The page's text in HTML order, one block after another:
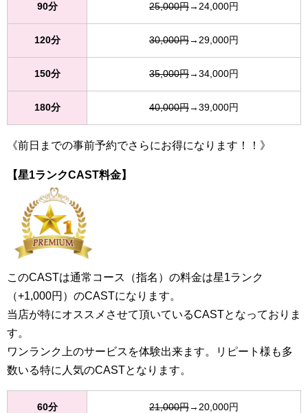
90分 25,000円→24,000円
120分 30,000円→29,000円
150分 35,000円→34,000円
180分 40,000円→39,000円
《前日までの事前予約でさらにお得になります！！》
【星1ランクCAST料金】
このCASTは通常コース（指名）の料金は星1ランク
（+1,000円）のCASTになります。
当店が特にオススメさせて頂いているCASTとなっておりま
す。
ワンランク上のサービスを体験出来ます。リピート様も多
数いる特に人気のCASTとなります。
60分 21,000円→20,000円